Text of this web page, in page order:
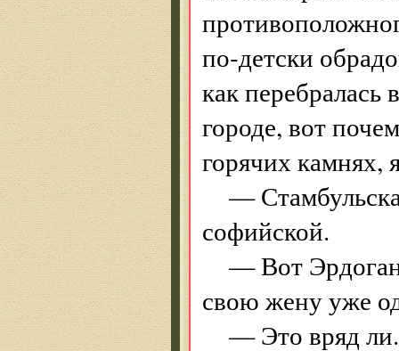
по-детски
как
городе, вот
горячих камнях,
—
софийской.
— Вот
свою жену уже
— Это вряд